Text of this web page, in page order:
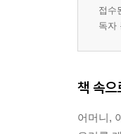
접수
독자
책 속으
어머니,